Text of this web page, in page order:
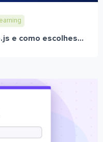
e como escolhes...